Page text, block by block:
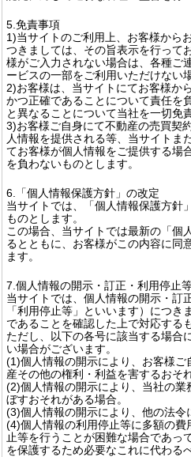
5.免責事項
1)当サイトのご利用上、お客様から
つきましては、その旨表示を行って
様がご入力されない場合は、各種ご
ービスの一部をご利用いただけない
2)お客様は、当サイトにてお客様か
かつ正確であることについて責任を
と異なることについて当社を一切免
3)お客様ご自身にて不動産の売買契
人情報を提供される等、当サイトま
てお客様が個人情報をご提供する場
を負わないものとします。
6.「個人情報保護方針」の改定
当サイトでは、「個人情報保護方針
ものとします。
この場合、当サイトでは最新の「個
るとともに、お客様がこの内容に同
ます。
7.個人情報の開示・訂正・利用停止
当サイトでは、個人情報の開示・訂
「利用停止等」といいます）につ
であることを確認した上で対応する
ただし、以下の各号に該当する場合
い場合がございます。
(1)個人情報の開示により、お客様
産その他の権利・利益を害するおそ
(2)個人情報の開示により、当社の業
ぼすおそれがある場合。
(3)個人情報の開示により、他の法令
(4)個人情報の利用停止等に多額の
止等を行うことが困難な場合であっ
を保護するため必要なこれに代わる